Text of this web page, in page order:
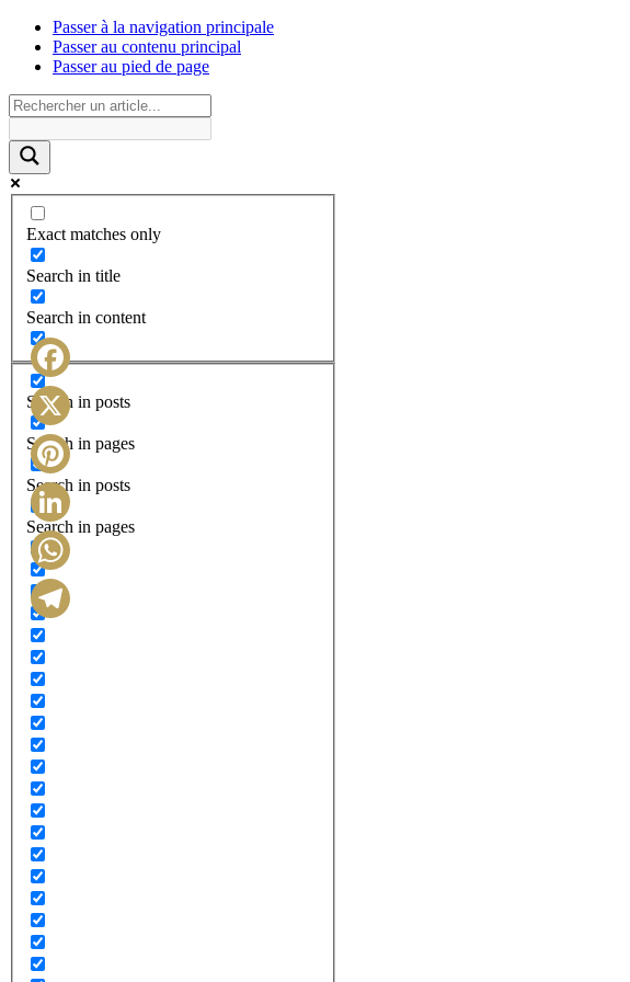
Passer à la navigation principale
Passer au contenu principal
Passer au pied de page
Exact matches only
Search in title
Search in content
Search in posts
Search in pages
Search in posts
Search in pages
Facebook
X
Pinterest
LinkedIn
WhatsApp
Telegram